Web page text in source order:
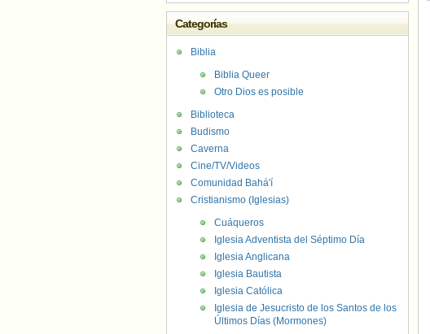
Categorías
Biblia
Biblia Queer
Otro Dios es posible
Biblioteca
Budismo
Caverna
Cine/TV/Videos
Comunidad Bahá'í
Cristianismo (Iglesias)
Cuáqueros
Iglesia Adventista del Séptimo Día
Iglesia Anglicana
Iglesia Bautista
Iglesia Católica
Iglesia de Jesucristo de los Santos de los
Últimos Días (Mormones)